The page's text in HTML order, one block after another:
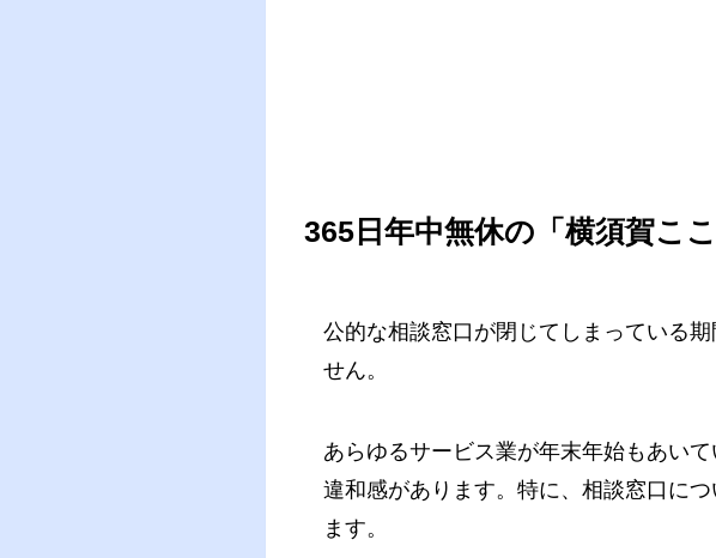
365日年中無休の「横須賀こ
公的な相談窓口が閉じてしまっている
せん。
あらゆるサービス業が年末年始もあい
違和感があります。特に、相談窓口に
ます。